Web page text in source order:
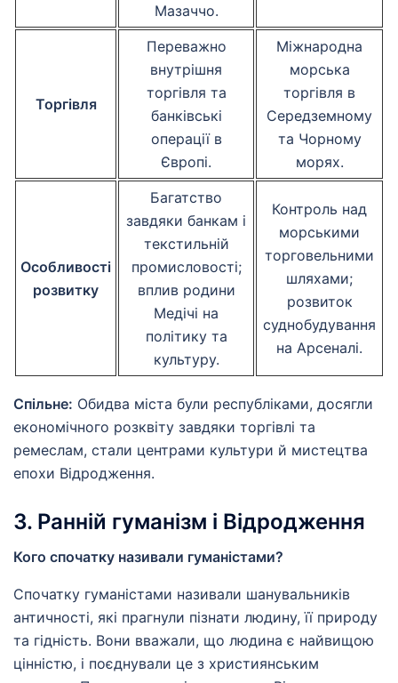
Мазаччо.
Торгівля
Переважно
внутрішня
торгівля та
банківські
операції в
Європі.
Міжнародна
морська
торгівля в
Середземному
та Чорному
морях.
Особливості
розвитку
Багатство
завдяки банкам і
текстильній
промисловості;
вплив родини
Медічі на
політику та
культуру.
Контроль над
морськими
торговельними
шляхами;
розвиток
суднобудування
на Арсеналі.
Спільне: Обидва міста були республіками, досягли
економічного розквіту завдяки торгівлі та
ремеслам, стали центрами культури й мистецтва
епохи Відродження.
3. Ранній гуманізм і Відродження
Кого спочатку називали гуманістами?
Спочатку гуманістами називали шанувальників
античності, які прагнули пізнати людину, її природу
та гідність. Вони вважали, що людина є найвищою
цінністю, і поєднували це з християнським